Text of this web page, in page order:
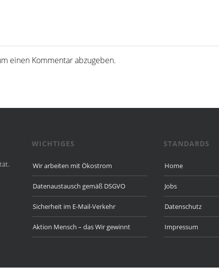
einen Kommentar abzugeben.
WICHTIGES
Wir arbeiten mit Ökostrom
Datenaustausch gemäß DSGVO
Sicherheit im E-Mail-Verkehr
Aktion Mensch – das Wir gewinnt
STANDARDS
Home
Jobs
Datenschutz
Impressum